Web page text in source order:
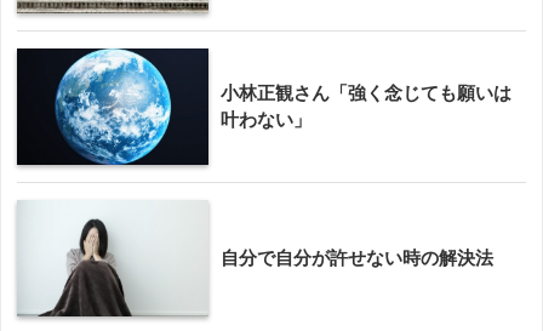
小林正観さん「強く念じても願いは
叶わない」
自分で自分が許せない時の解決法